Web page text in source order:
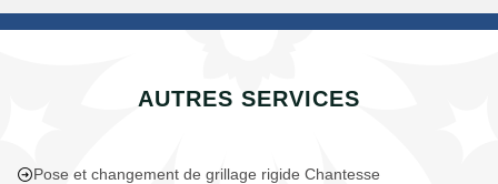
AUTRES SERVICES
Pose et changement de grillage rigide Chantesse